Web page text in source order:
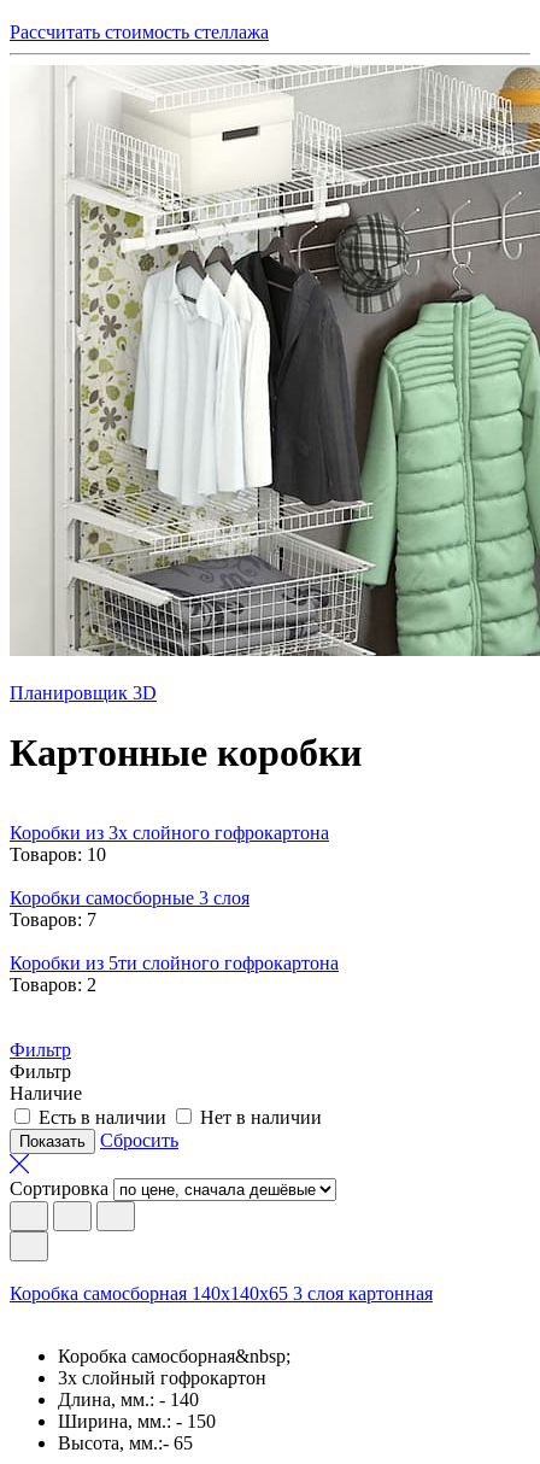
Рассчитать стоимость стеллажа
Планировщик 3D
Картонные коробки
Коробки из 3х слойного гофрокартона
Товаров: 10
Коробки самосборные 3 слоя
Товаров: 7
Коробки из 5ти слойного гофрокартона
Товаров: 2
Фильтр
Фильтр
Наличие
Есть в наличии
Нет в наличии
Сбросить
Сортировка
Коробка самосборная 140х140х65 3 слоя картонная
Коробка самосборная&nbsp;
3х слойный гофрокартон
Длина, мм.: - 140
Ширина, мм.: - 150
Высота, мм.:- 65